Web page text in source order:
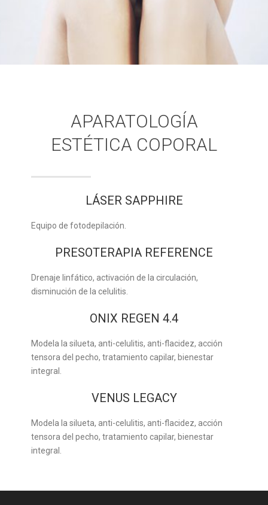
APARATOLOGÍA
ESTÉTICA COPORAL
LÁSER SAPPHIRE
Equipo de fotodepilación.
PRESOTERAPIA REFERENCE
Drenaje linfático, activación de la circulación,
disminución de la celulitis.
ONIX REGEN 4.4
Modela la silueta, anti-celulitis, anti-flacidez, acción
tensora del pecho, tratamiento capilar, bienestar
integral.
VENUS LEGACY
Modela la silueta, anti-celulitis, anti-flacidez, acción
tensora del pecho, tratamiento capilar, bienestar
integral.